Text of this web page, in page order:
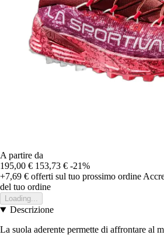
A partire da
195,00 € 153,73 € -21%
+7,69 € offerti sul tuo prossimo ordine
del tuo ordine
Loading...
Descrizione
La suola aderente permette di affrontare al